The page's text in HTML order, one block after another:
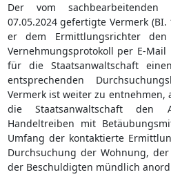
Der vom
07.05.2024 gefertigte Vermerk
er dem Ermittlungsrichter
Vernehmungsprotokoll per E-
für die Staatsanwaltschaft
entsprechenden
Vermerk ist weiter zu entnehmen,
die Staatsanwaltschaft den
Handeltreiben mit
Umfang der kontaktierte
Durchsuchung der Wohnung,
der Beschuldigten mündlich